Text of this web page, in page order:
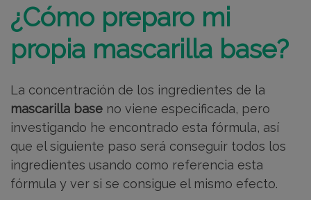
¿Cómo preparo mi
propia mascarilla base?
La concentración de los ingredientes de la
mascarilla base no viene especificada, pero
investigando he encontrado esta fórmula, así
que el siguiente paso será conseguir todos los
ingredientes usando como referencia esta
fórmula y ver si se consigue el mismo efecto.